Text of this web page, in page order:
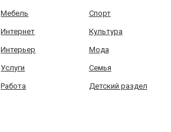
Мебель Спорт
Интернет Культура
Интерьер Мода
Услуги Семья
Работа Детский раздел